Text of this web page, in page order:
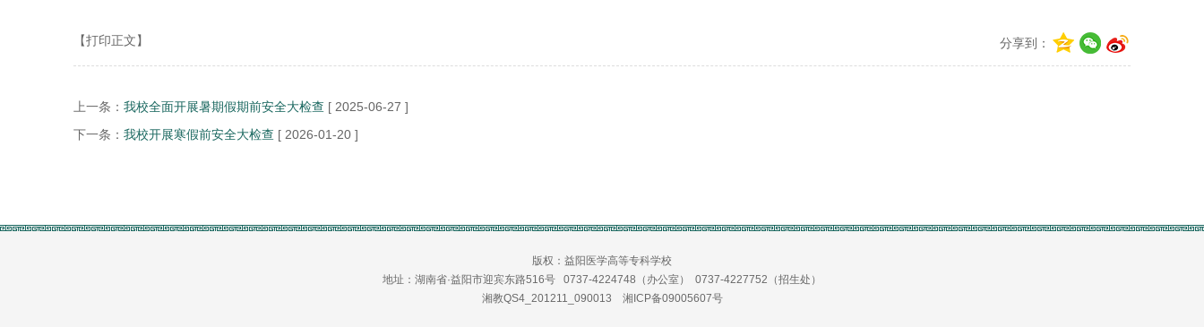
分享到：
【打印正文】
上一条： 我校全面开展暑期假期前安全大检查 [ 2025-06-27 ]
下一条： 我校开展寒假前安全大检查 [ 2026-01-20 ]
版权：益阳医学高等专科学校
地址：湖南省·益阳市迎宾东路516号 0737-4224748（办公室） 0737-4227752（招生处）
湘教QS4_201211_090013 湘ICP备09005607号